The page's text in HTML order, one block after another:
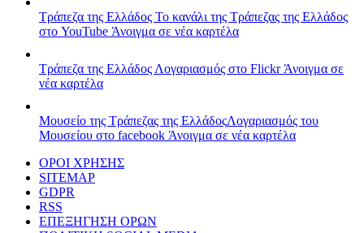
Τράπεζα της Ελλάδος Το κανάλι της Τράπεζας της Ελλάδος
στο YouTube Άνοιγμα σε νέα καρτέλα
Τράπεζα της Ελλάδος Λογαριασμός στο FlickrΆνοιγμα σε
νέα καρτέλα
Μουσείο της Τράπεζας της ΕλλάδοςΛογαριασμός του
Μουσείου στο facebook Άνοιγμα σε νέα καρτέλα
ΟΡΟΙ ΧΡΗΣΗΣ
SITEMAP
GDPR
RSS
ΕΠΕΞΗΓΗΣΗ ΟΡΩΝ